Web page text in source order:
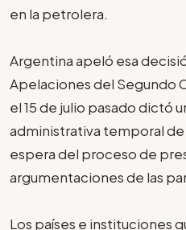
en la petrolera.
Argentina apeló esa
Apelaciones del Segundo
el 15 de julio pasado dictó
administrativa temporal de
espera del proceso de
argumentaciones de las
Los países e instituciones